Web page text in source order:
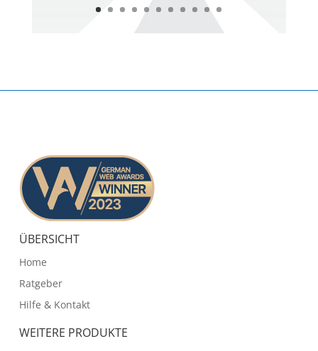
ÜBERSICHT
Home
Ratgeber
Hilfe & Kontakt
WEITERE PRODUKTE